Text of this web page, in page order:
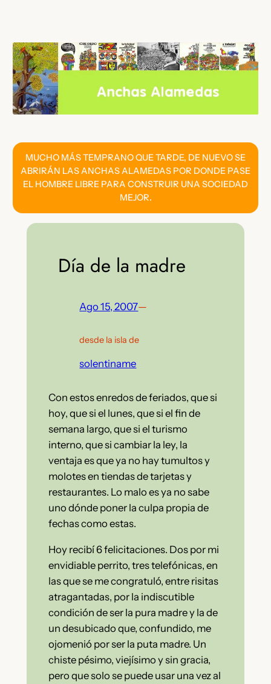
contenido
MUCHO MÁS TEMPRANO QUE TARDE, DE NUEVO SE
ABRIRÁN LAS ANCHAS ALAMEDAS POR DONDE PASE
EL HOMBRE LIBRE PARA CONSTRUIR UNA SOCIEDAD
MEJOR.
Día de la madre
Ago 15, 2007—
desde la isla de
solentiname
Con estos enredos de feriados, que si
hoy, que si el lunes, que si el fin de
semana largo, que si el turismo
interno, que si cambiar la ley, la
ventaja es que ya no hay tumultos y
molotes en tiendas de tarjetas y
restaurantes. Lo malo es ya no sabe
uno dónde poner la culpa propia de
fechas como estas.
Hoy recibí 6 felicitaciones. Dos por mi
envidiable perrito, tres telefónicas, en
las que se me congratuló, entre risitas
atragantadas, por la indiscutible
condición de ser la pura madre y la de
un desubicado que, confundido, me
ojomenió por ser la puta madre. Un
chiste pésimo, viejísimo y sin gracia,
pero que solo se puede usar una vez al